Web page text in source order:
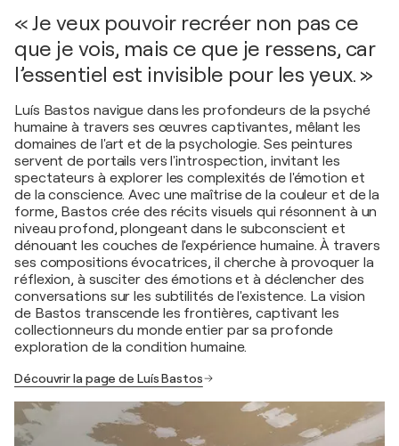
« Je veux pouvoir recréer non pas ce
que je vois, mais ce que je ressens, car
l’essentiel est invisible pour les yeux. »
Luís Bastos navigue dans les profondeurs de la psyché
humaine à travers ses œuvres captivantes, mêlant les
domaines de l'art et de la psychologie. Ses peintures
servent de portails vers l'introspection, invitant les
spectateurs à explorer les complexités de l'émotion et
de la conscience. Avec une maîtrise de la couleur et de la
forme, Bastos crée des récits visuels qui résonnent à un
niveau profond, plongeant dans le subconscient et
dénouant les couches de l'expérience humaine. À travers
ses compositions évocatrices, il cherche à provoquer la
réflexion, à susciter des émotions et à déclencher des
conversations sur les subtilités de l'existence. La vision
de Bastos transcende les frontières, captivant les
collectionneurs du monde entier par sa profonde
exploration de la condition humaine.
Découvrir la page de Luís Bastos